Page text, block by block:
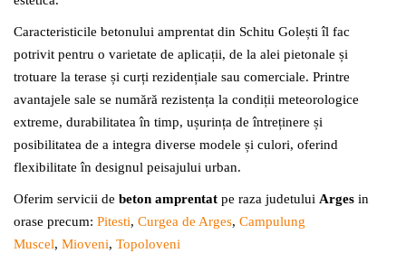
Caracteristicile betonului amprentat din Schitu Golești îl fac
potrivit pentru o varietate de aplicații, de la alei pietonale și
trotuare la terase și curți rezidențiale sau comerciale. Printre
avantajele sale se numără rezistența la condiții meteorologice
extreme, durabilitatea în timp, ușurința de întreținere și
posibilitatea de a integra diverse modele și culori, oferind
flexibilitate în designul peisajului urban.
Oferim servicii de beton amprentat pe raza judetului Arges in
orase precum: Pitesti, Curgea de Arges, Campulung
Muscel, Mioveni, Topoloveni